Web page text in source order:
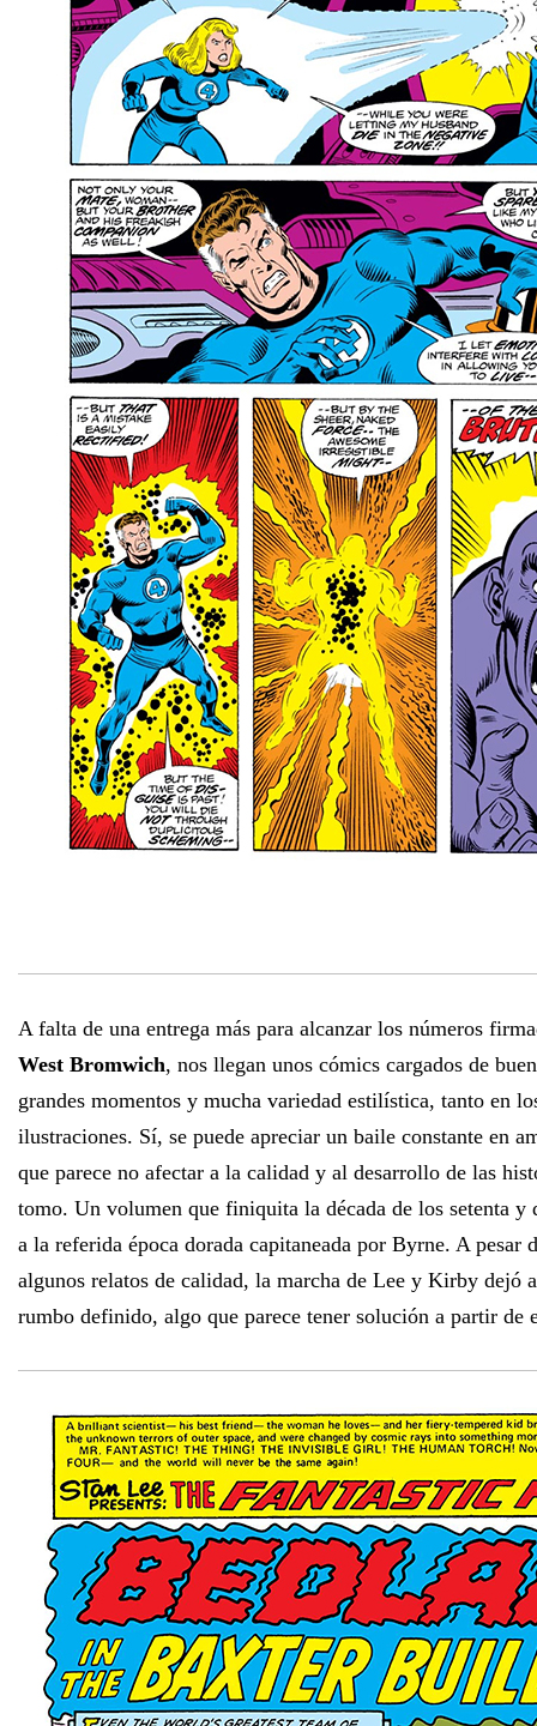
A falta de una entrega más para alcanzar los números
West Bromwich, nos llegan unos cómics cargados de
grandes momentos y mucha variedad estilística, tanto en
ilustraciones. Sí, se puede apreciar un baile constante en
que parece no afectar a la calidad y al desarrollo de las
tomo. Un volumen que finiquita la década de los setenta y
a la referida época dorada capitaneada por Byrne. A pesar
algunos relatos de calidad, la marcha de Lee y Kirby dejó
rumbo definido, algo que parece tener solución a partir de